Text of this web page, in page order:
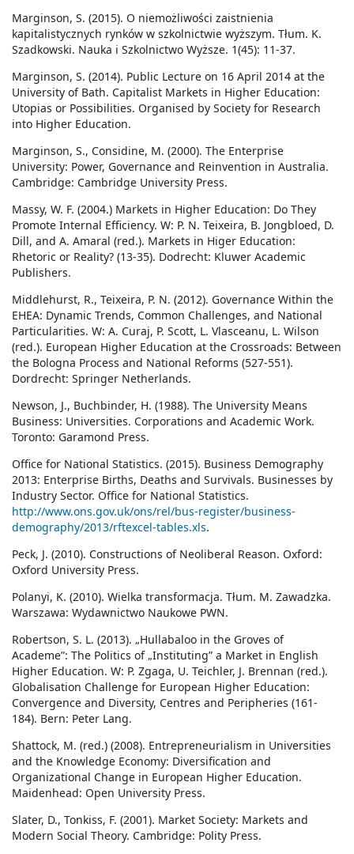
Marginson, S. (2015). O niemożliwości zaistnienia
kapitalistycznych rynków w szkolnictwie wyższym. Tłum. K.
Szadkowski. Nauka i Szkolnictwo Wyższe. 1(45): 11-37.
Marginson, S. (2014). Public Lecture on 16 April 2014 at the
University of Bath. Capitalist Markets in Higher Education:
Utopias or Possibilities. Organised by Society for Research
into Higher Education.
Marginson, S., Considine, M. (2000). The Enterprise
University: Power, Governance and Reinvention in Australia.
Cambridge: Cambridge University Press.
Massy, W. F. (2004.) Markets in Higher Education: Do They
Promote Internal Efficiency. W: P. N. Teixeira, B. Jongbloed, D.
Dill, and A. Amaral (red.). Markets in Higer Education:
Rhetoric or Reality? (13-35). Dodrecht: Kluwer Academic
Publishers.
Middlehurst, R., Teixeira, P. N. (2012). Governance Within the
EHEA: Dynamic Trends, Common Challenges, and National
Particularities. W: A. Curaj, P. Scott, L. Vlasceanu, L. Wilson
(red.). European Higher Education at the Crossroads: Between
the Bologna Process and National Reforms (527-551).
Dordrecht: Springer Netherlands.
Newson, J., Buchbinder, H. (1988). The University Means
Business: Universities. Corporations and Academic Work.
Toronto: Garamond Press.
Office for National Statistics. (2015). Business Demography
2013: Enterprise Births, Deaths and Survivals. Businesses by
Industry Sector. Office for National Statistics.
http://www.ons.gov.uk/ons/rel/bus-register/business-
demography/2013/rftexcel-tables.xls.
Peck, J. (2010). Constructions of Neoliberal Reason. Oxford:
Oxford University Press.
Polanyi, K. (2010). Wielka transformacja. Tłum. M. Zawadzka.
Warszawa: Wydawnictwo Naukowe PWN.
Robertson, S. L. (2013). „Hullabaloo in the Groves of
Academe”: The Politics of „Instituting” a Market in English
Higher Education. W: P. Zgaga, U. Teichler, J. Brennan (red.).
Globalisation Challenge for European Higher Education:
Convergence and Diversity, Centres and Peripheries (161-
184). Bern: Peter Lang.
Shattock, M. (red.) (2008). Entrepreneurialism in Universities
and the Knowledge Economy: Diversification and
Organizational Change in European Higher Education.
Maidenhead: Open University Press.
Slater, D., Tonkiss, F. (2001). Market Society: Markets and
Modern Social Theory. Cambridge: Polity Press.